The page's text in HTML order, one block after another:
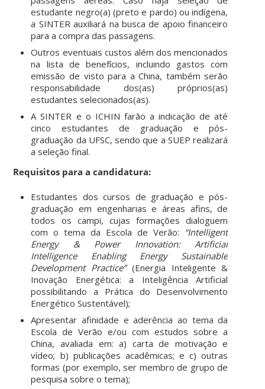
estudante negro(a) (preto e pardo) ou indígena,
a SINTER auxiliará na busca de apoio financeiro
para a compra das passagens.
Outros eventuais custos além dos mencionados
na lista de benefícios, incluindo gastos com
emissão de visto para a China, também serão
responsabilidade dos(as) próprios(as)
estudantes selecionados(as).
A SINTER e o ICHIN farão a indicação de até
cinco estudantes de graduação e pós-
graduação da UFSC, sendo que a SUEP realizará
a seleção final.
Requisitos para a candidatura:
Estudantes dos cursos de graduação e pós-
graduação em engenharias e áreas afins, de
todos os campi, cujas formações dialoguem
com o tema da Escola de Verão: “Intelligent
Energy & Power Innovation: Artificial
Intelligence Enabling Energy Sustainable
Development Practice”(Energia Inteligente &
Inovação Energética: a Inteligência Artificial
possibilitando a Prática do Desenvolvimento
Energético Sustentável);
Apresentar afinidade e aderência ao tema da
Escola de Verão e/ou com estudos sobre a
China, avaliada em: a) carta de motivação e
vídeo; b) publicações acadêmicas; e c) outras
formas (por exemplo, ser membro de grupo de
pesquisa sobre o tema);